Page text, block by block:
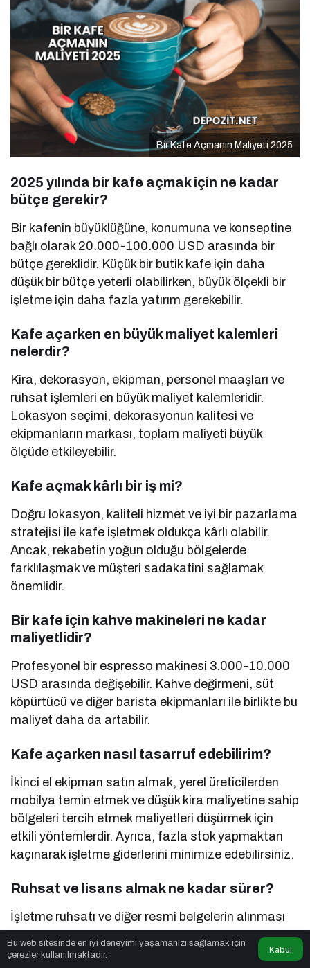
Bir Kafe Açmanın Maliyeti 2025
2025 yılında bir kafe açmak için ne kadar
bütçe gerekir?
Bir kafenin büyüklüğüne, konumuna ve konseptine
bağlı olarak 20.000-100.000 USD arasında bir
bütçe gereklidir. Küçük bir butik kafe için daha
düşük bir bütçe yeterli olabilirken, büyük ölçekli bir
işletme için daha fazla yatırım gerekebilir.
Kafe açarken en büyük maliyet kalemleri
nelerdir?
Kira, dekorasyon, ekipman, personel maaşları ve
ruhsat işlemleri en büyük maliyet kalemleridir.
Lokasyon seçimi, dekorasyonun kalitesi ve
ekipmanların markası, toplam maliyeti büyük
ölçüde etkileyebilir.
Kafe açmak kârlı bir iş mi?
Doğru lokasyon, kaliteli hizmet ve iyi bir pazarlama
stratejisi ile kafe işletmek oldukça kârlı olabilir.
Ancak, rekabetin yoğun olduğu bölgelerde
farklılaşmak ve müşteri sadakatini sağlamak
önemlidir.
Bir kafe için kahve makineleri ne kadar
maliyetlidir?
Profesyonel bir espresso makinesi 3.000-10.000
USD arasında değişebilir. Kahve değirmeni, süt
köpürtücü ve diğer barista ekipmanları ile birlikte bu
maliyet daha da artabilir.
Kafe açarken nasıl tasarruf edebilirim?
İkinci el ekipman satın almak, yerel üreticilerden
mobilya temin etmek ve düşük kira maliyetine sahip
bölgeleri tercih etmek maliyetleri düşürmek için
etkili yöntemlerdir. Ayrıca, fazla stok yapmaktan
kaçınarak işletme giderlerini minimize edebilirsiniz.
Ruhsat ve lisans almak ne kadar sürer?
İşletme ruhsatı ve diğer resmi belgelerin alınması
birkaç hafta ile birkaç ay arasında sürebilir. Süreci
hızlandırmak için önceden araştırma yaparak
Bu web sitesinde en iyi deneyimi yaşamanızı sağlamak için
çerezler kullanılmaktadır.
Kabul